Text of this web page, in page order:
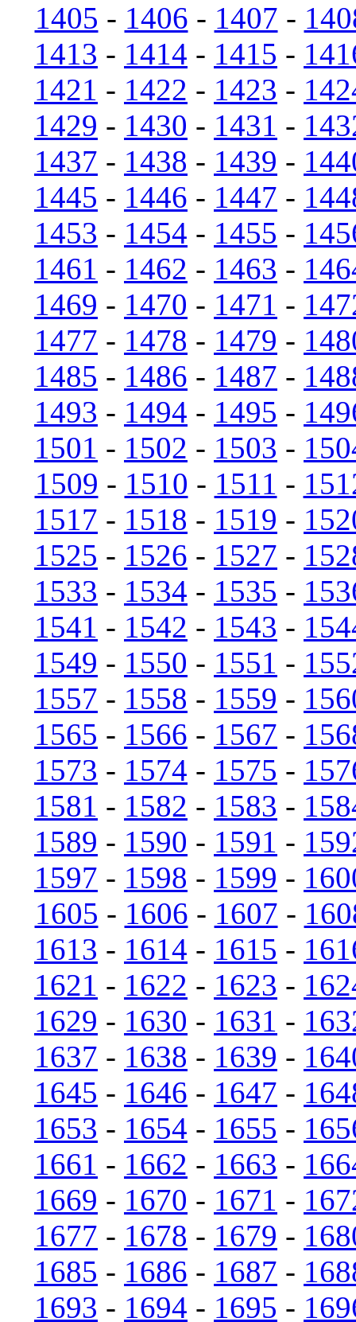
1405 - 1406 - 1407 -
1413 - 1414 - 1415 -
1421 - 1422 - 1423 -
1429 - 1430 - 1431 -
1437 - 1438 - 1439 -
1445 - 1446 - 1447 -
1453 - 1454 - 1455 -
1461 - 1462 - 1463 -
1469 - 1470 - 1471 -
1477 - 1478 - 1479 -
1485 - 1486 - 1487 -
1493 - 1494 - 1495 -
1501 - 1502 - 1503 -
1509 - 1510 - 1511 -
1517 - 1518 - 1519 -
1525 - 1526 - 1527 -
1533 - 1534 - 1535 -
1541 - 1542 - 1543 -
1549 - 1550 - 1551 -
1557 - 1558 - 1559 -
1565 - 1566 - 1567 -
1573 - 1574 - 1575 -
1581 - 1582 - 1583 -
1589 - 1590 - 1591 -
1597 - 1598 - 1599 -
1605 - 1606 - 1607 -
1613 - 1614 - 1615 -
1621 - 1622 - 1623 -
1629 - 1630 - 1631 -
1637 - 1638 - 1639 -
1645 - 1646 - 1647 -
1653 - 1654 - 1655 -
1661 - 1662 - 1663 -
1669 - 1670 - 1671 -
1677 - 1678 - 1679 -
1685 - 1686 - 1687 -
1693 - 1694 - 1695 -